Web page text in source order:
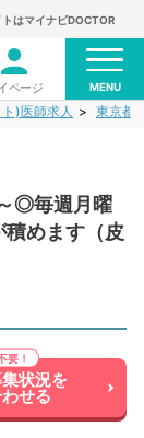
はマイナビDOCTOR
ページ MENU
)医師求人 東京都
◎毎週月曜
積めます（皮
状況を
せる